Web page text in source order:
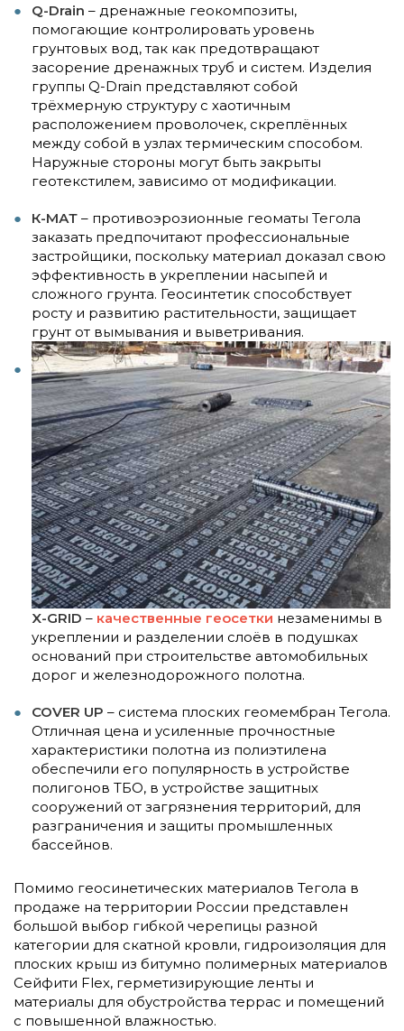
Q-Drain – дренажные геокомпозиты,
помогающие контролировать уровень
грунтовых вод, так как предотвращают
засорение дренажных труб и систем. Изделия
группы Q-Drain представляют собой
трёхмерную структуру с хаотичным
расположением проволочек, скреплённых
между собой в узлах термическим способом.
Наружные стороны могут быть закрыты
геотекстилем, зависимо от модификации.
К-МАТ – противоэрозионные геоматы Тегола
заказать предпочитают профессиональные
застройщики, поскольку материал доказал свою
эффективность в укреплении насыпей и
сложного грунта. Геосинтетик способствует
росту и развитию растительности, защищает
грунт от вымывания и выветривания.
X-GRID – качественные геосетки незаменимы в
укреплении и разделении слоёв в подушках
оснований при строительстве автомобильных
дорог и железнодорожного полотна.
COVER UP – система плоских геомембран Тегола.
Отличная цена и усиленные прочностные
характеристики полотна из полиэтилена
обеспечили его популярность в устройстве
полигонов ТБО, в устройстве защитных
сооружений от загрязнения территорий, для
разграничения и защиты промышленных
бассейнов.
Помимо геосинетических материалов Тегола в
продаже на территории России представлен
большой выбор гибкой черепицы разной
категории для скатной кровли, гидроизоляция для
плоских крыш из битумно полимерных материалов
Сейфити Flex, герметизирующие ленты и
материалы для обустройства террас и помещений
с повышенной влажностью.